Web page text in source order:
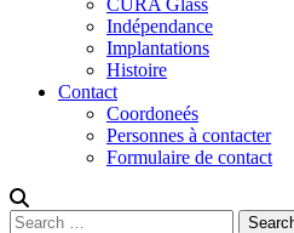
CURA Glass
Indépendance
Implantations
Histoire
Contact
Coordoneés
Personnes à contacter
Formulaire de contact
Rechercher :